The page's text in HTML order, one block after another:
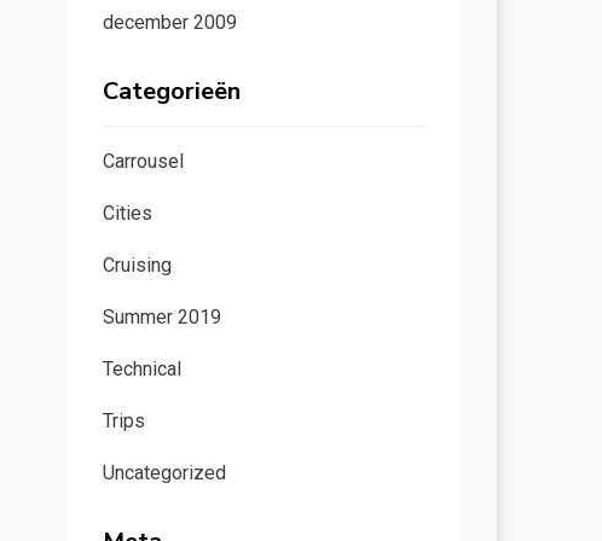
december 2009
Categorieën
Carrousel
Cities
Cruising
Summer 2019
Technical
Trips
Uncategorized